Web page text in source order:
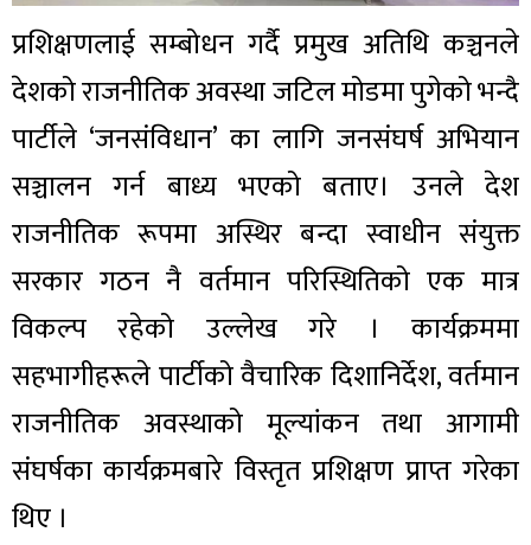
प्रशिक्षणलाई सम्बोधन गर्दै प्रमुख अतिथि कञ्चनले
देशको राजनीतिक अवस्था जटिल मोडमा पुगेको भन्दै
पार्टीले ‘जनसंविधान’ का लागि जनसंघर्ष अभियान
सञ्चालन गर्न बाध्य भएको बताए। उनले देश
राजनीतिक रूपमा अस्थिर बन्दा स्वाधीन संयुक्त
सरकार गठन नै वर्तमान परिस्थितिको एक मात्र
विकल्प रहेको उल्लेख गरे । कार्यक्रममा
सहभागीहरूले पार्टीको वैचारिक दिशानिर्देश, वर्तमान
राजनीतिक अवस्थाको मूल्यांकन तथा आगामी
संघर्षका कार्यक्रमबारे विस्तृत प्रशिक्षण प्राप्त गरेका
थिए ।